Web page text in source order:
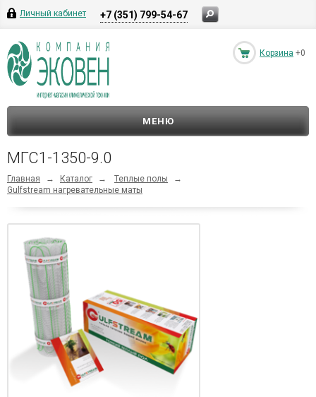
Личный кабинет +7 (351) 799-54-67
Корзина +0
МЕНЮ
МГС1-1350-9.0
Главная → Каталог → Теплые полы
→
Gulfstream нагревательные маты